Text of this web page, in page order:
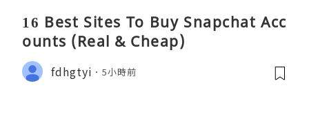
16 Best Sites To Buy Snapchat Acc
ounts (Real & Cheap)
fdhgtyi 5小時前